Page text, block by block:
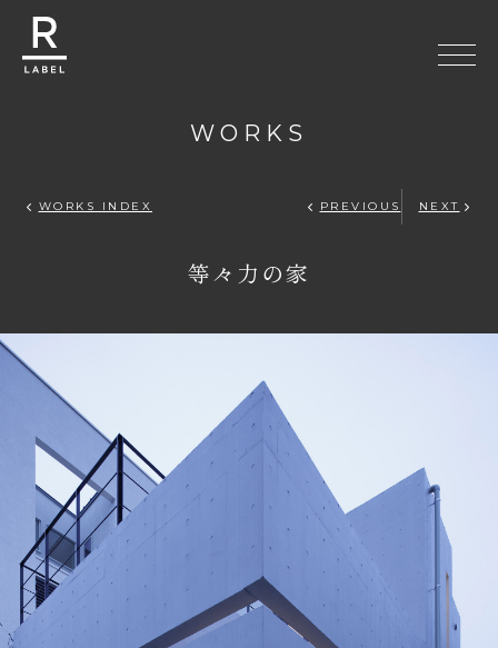
HOME プライバシーポリシー 免責事項 サイトマップ
株式会社相川スリーエフ
[ 本社 ] 〒273-0011 千葉県船橋市湊町3-7-8
[R-LABEL 八千代緑ヶ丘オフィス ]〒276-0040 千葉県八千代市緑が丘
西1丁目10-2
047-405-2471
WORKS
WORKS INDEX PREVIOUS NEXT
等々力の家